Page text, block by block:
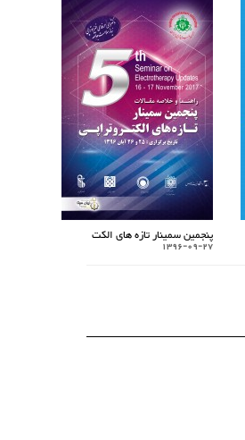
پنجمین سمینار تازه های الکت
1396-09-27